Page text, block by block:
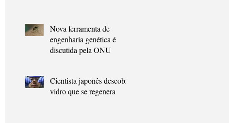
Nova ferramenta de
engenharia genética é
discutida pela ONU
Cientista japonês descobre
vidro que se regenera